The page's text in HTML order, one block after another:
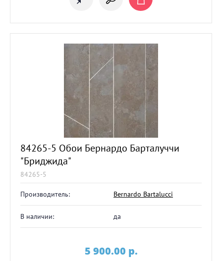
84265-5 Обои Бернардо Барталуччи
"Бриджида"
84265-5
Производитель: Bernardo Bartalucci
В наличии: да
5 900.00 p.